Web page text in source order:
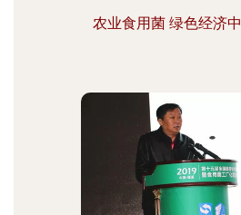
农业食用菌 绿色经济